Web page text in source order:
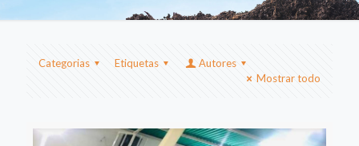
Categorias Etiquetas
Autores
Mostrar todo